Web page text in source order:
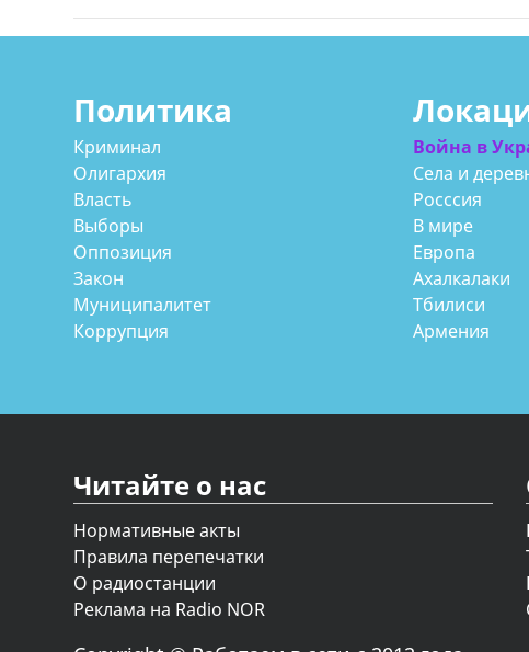
Политика
Криминал
Олигархия
Власть
Выборы
Оппозиция
Закон
Муниципалитет
Коррупция
Война в
Села и
Росссия
В мире
Европа
Ахалкалаки
Тбилиси
Армения
Читайте о нас
Нормативные акты
Правила перепечатки
О радиостанции
Реклама на Radio NOR